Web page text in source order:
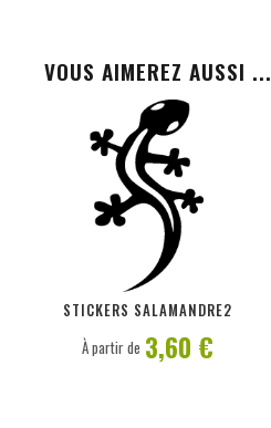
VOUS AIMEREZ AUSSI ...
STICKERS SALAMANDRE2
PERSONNALISER
À partir de 3,60 €